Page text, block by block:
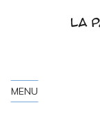
MENU